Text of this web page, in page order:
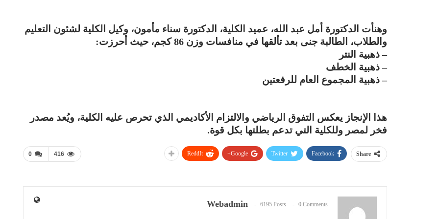
وهنأت الدكتورة أمل عبد الله، عميد الكلية، الدكتورة سناء مأمون، وكيل الكلية لشئون التعليم
والطلاب، الطالبة جنى بعد تألقها في منافسات وزن 86 كجم، حيث أحرزت:
– ذهبية النتر
– ذهبية الخطف
– ذهبية المجموع العام للرفعتين
هذا الإنجاز يعكس التفوق الرياضي والالتزام الأكاديمي الذي تحرص عليه الكلية، ويُعد مصدر
فخر لمصر وللكلية التي تدعم بطلتها بكل قوة.
0 416 Share
Facebook
Twitter
Google+
ReddIt
Webadmin 6195 Posts 0 Comments